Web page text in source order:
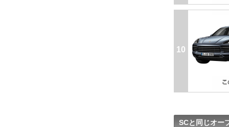
10
SCと同じオー